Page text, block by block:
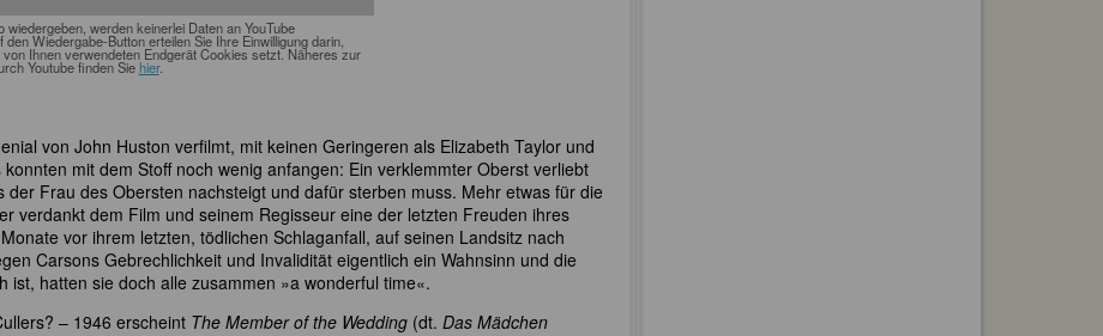
wiedergeben, werden keinerlei Daten an YouTube
den Wiedergabe-Button erteilen Sie Ihre Einwilligung darin,
Ihnen verwendeten Endgerät Cookies setzt. Näheres zur
Youtube finden Siehier.
von John Huston verfilmt, mit keinen Geringeren als Elizabeth Taylor und
mit dem Stoff noch wenig anfangen: Ein verklemmter Oberst verliebt
Frau des Obersten nachsteigt und dafür sterben muss. Mehr etwas für die
verdankt dem Film und seinem Regisseur eine der letzten Freuden ihres
vor ihrem letzten, tödlichen Schlaganfall, auf seinen Landsitz nach
Carsons Gebrechlichkeit und Invalidität eigentlich ein Wahnsinn und die
hatten sie doch alle zusammen »a wonderful time«.
– 1946 erscheint The Member of the Wedding (dt. Das Mädchen